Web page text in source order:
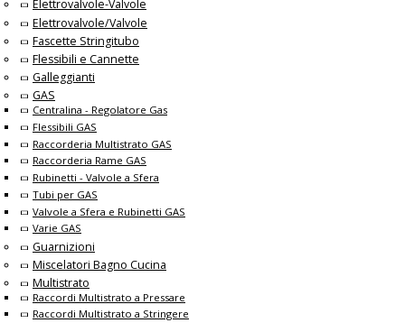
Elettrovalvole-Valvole
Elettrovalvole/Valvole
Fascette Stringitubo
Flessibili e Cannette
Galleggianti
GAS
Centralina - Regolatore Gas
Flessibili GAS
Raccorderia Multistrato GAS
Raccorderia Rame GAS
Rubinetti - Valvole a Sfera
Tubi per GAS
Valvole a Sfera e Rubinetti GAS
Varie GAS
Guarnizioni
Miscelatori Bagno Cucina
Multistrato
Raccordi Multistrato a Pressare
Raccordi Multistrato a Stringere